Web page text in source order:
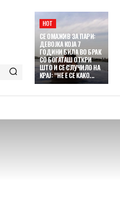
HOT
СЕ ОМАЖИВ ЗА ПАРИ:
ДЕВОЈКА КОЈА 7
ГОДИНИ БИЛА ВО БРАК
СО БОГАТАШ ОТКРИ
ШТО И СЕ СЛУЧИЛО НА
КРАЈ: “НЕ Е СЕ КАКО...